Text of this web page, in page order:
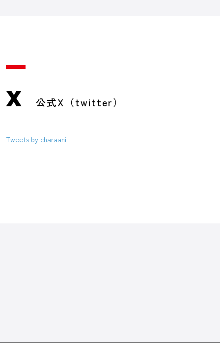
X 公式X（twitter）
Tweets by charaani